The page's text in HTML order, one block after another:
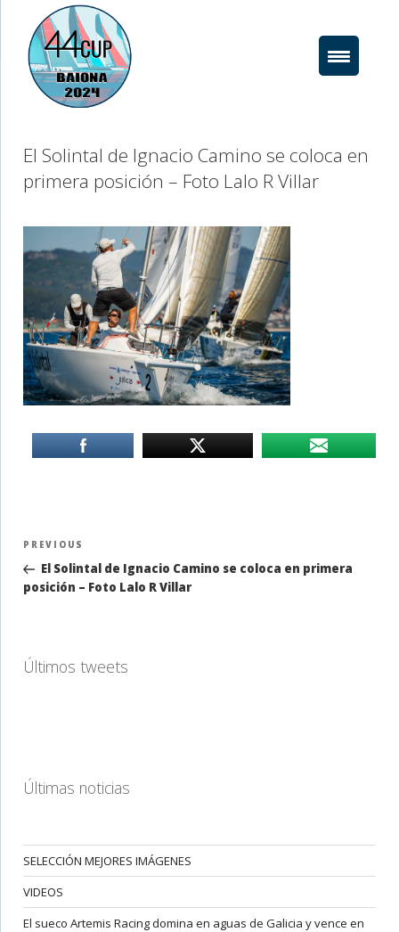
contenido
El Solintal de Ignacio Camino se coloca en
primera posición – Foto Lalo R Villar
Navegación
entradas
Previous
Post
PREVIOUS
El Solintal de Ignacio Camino se coloca en primera
posición – Foto Lalo R Villar
Últimos tweets
Últimas noticias
SELECCIÓN MEJORES IMÁGENES
VIDEOS
El sueco Artemis Racing domina en aguas de Galicia y vence en